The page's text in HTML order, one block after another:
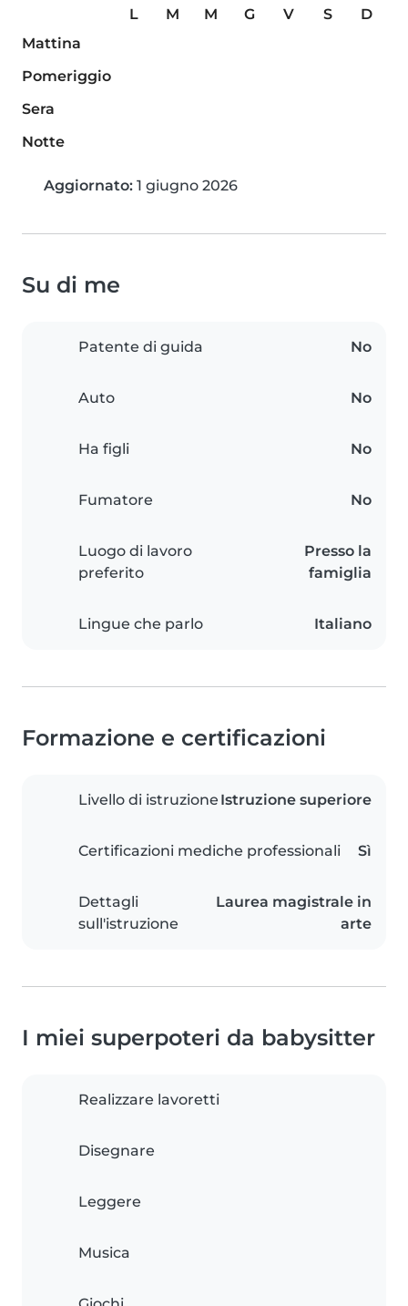
L M M G V S
D
Mattina
Pomeriggio
Sera
Notte
Aggiornato: 1 giugno 2026
Su di me
Patente di guida No
Auto No
Ha figli No
Fumatore No
Luogo di lavoro
preferito
Presso la
famiglia
Lingue che parlo Italiano
Formazione e certificazioni
Livello di istruzione Istruzione superiore
Certificazioni mediche professionali Sì
Dettagli
sull'istruzione
Laurea magistrale in
arte
I miei superpoteri da babysitter
Realizzare lavoretti
Disegnare
Leggere
Musica